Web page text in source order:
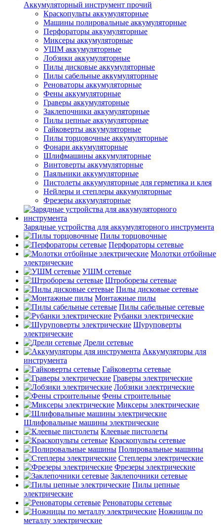
Аккумуляторный инструмент прочий
Краскопульты аккумуляторные
Машины полировальные аккумуляторные
Перфораторы аккумуляторные
Миксеры аккумуляторные
УШМ аккумуляторные
Лобзики аккумуляторные
Пилы дисковые аккумуляторные
Пилы сабельные аккумуляторные
Реноваторы аккумуляторные
Фены аккумуляторные
Граверы аккумуляторные
Заклепочники аккумуляторные
Пилы цепные аккумуляторные
Гайковерты аккумуляторные
Пилы торцовочные аккумуляторные
Фонари аккумуляторные
Шлифмашины аккумуляторные
Винтоверты аккумуляторные
Паяльники аккумуляторные
Пистолеты аккумуляторные для герметика и клея
Нейлеры и степлеры аккумуляторные
Фрезеры аккумуляторные
Зарядные устройства для аккумуляторного инструмента
Пилы торцовочные
Перфораторы сетевые
Молотки отбойные
электрические
УШМ сетевые
Штроборезы сетевые
Пилы дисковые сетевые
Монтажные пилы
Пилы сабельные сетевые
Рубанки электрические
Шуруповерты
электрические
Дрели сетевые
Аккумуляторы для
инструмента
Гайковерты сетевые
Граверы электрические
Лобзики электрические
Фены строительные
Миксеры электрические
Шлифовальные машины электрические
Клеевые пистолеты
Краскопульты сетевые
Полировальные машины
Степлеры электрические
Фрезеры электрические
Заклепочники сетевые
Пилы цепные
электрические
Реноваторы сетевые
Ножницы по
металлу электрические